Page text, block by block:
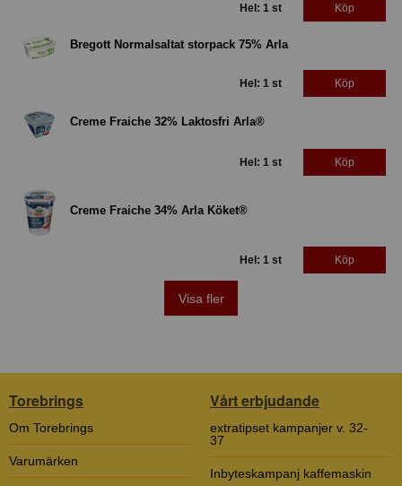
Hel: 1 st Köp
Bregott Normalsaltat storpack 75% Arla
Hel: 1 st Köp
Creme Fraiche 32% Laktosfri Arla®
Hel: 1 st Köp
Creme Fraiche 34% Arla Köket®
Hel: 1 st Köp
Visa fler
Torebrings
Om Torebrings
Varumärken
Vårt erbjudande
extratipset kampanjer v. 32-
37
Inbyteskampanj kaffemaskin